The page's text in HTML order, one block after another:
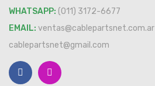
WHATSAPP: (011) 3172-6677
EMAIL: ventas@cablepartsnet.com.ar
cablepartsnet@gmail.com